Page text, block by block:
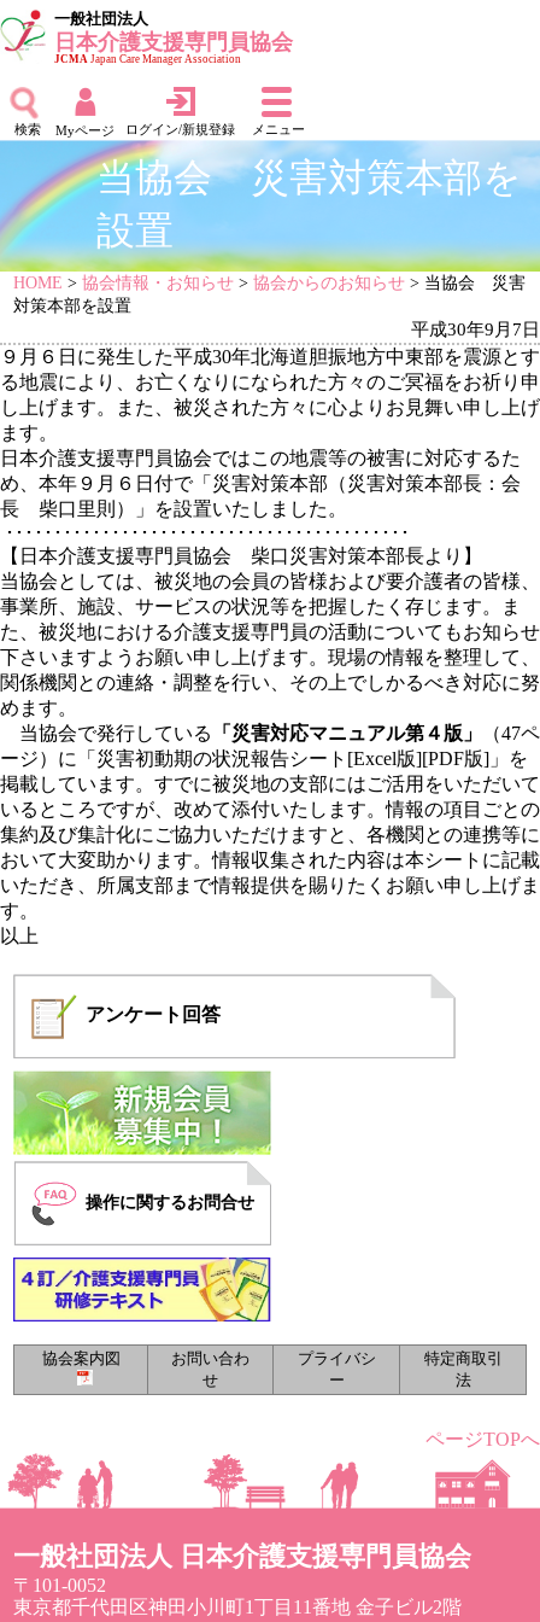
一般社団法人
日本介護支援専門員協会
JCMAJapan Care Manager Association
検索 Myページ ログイン/新規登録 メニュー
当協会 災害対策本部を
設置
HOME >協会情報・お知らせ >協会からのお知らせ > 当協会 災害
対策本部を設置
平成30年9月7日
９月６日に発生した平成30年北海道胆振地方中東部を震源とす
る地震により、お亡くなりになられた方々のご冥福をお祈り申
し上げます。また、被災された方々に心よりお見舞い申し上げ
ます。
日本介護支援専門員協会ではこの地震等の被害に対応するた
め、本年９月６日付で「災害対策本部（災害対策本部長：会
長 柴口里則）」を設置いたしました。
･･････････････････････････････････････････
【日本介護支援専門員協会 柴口災害対策本部長より】
当協会としては、被災地の会員の皆様および要介護者の皆様、
事業所、施設、サービスの状況等を把握したく存じます。ま
た、被災地における介護支援専門員の活動についてもお知らせ
下さいますようお願い申し上げます。現場の情報を整理して、
関係機関との連絡・調整を行い、その上でしかるべき対応に努
めます。
当協会で発行している
「災害対応マニュアル第４版」
（47ペ
ージ）に「災害初動期の状況報告シート[Excel版][PDF版] 」を
掲載しています。すでに被災地の支部にはご活用をいただいて
いるところですが、改めて添付いたします。情報の項目ごとの
集約及び集計化にご協力いただけますと、各機関との連携等に
おいて大変助かります。情報収集された内容は本シートに記載
いただき、所属支部まで情報提供を賜りたくお願い申し上げま
す。
以上
アンケート 回答
操作に関するお問合せ
ページTOPへ
一般社団法人 日本介護支援専門員協会
〒101-0052
東京都千代田区神田小川町1丁目11番地 金子ビル2階
協会案内図
お問い合わ
せ
プライバシ
ー
特定商取引
法